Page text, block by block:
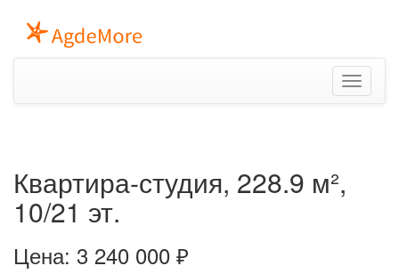
T
o
n
Квартира-студия, 228.9 м²,
10/21 эт.
Цена: 3 240 000 ₽